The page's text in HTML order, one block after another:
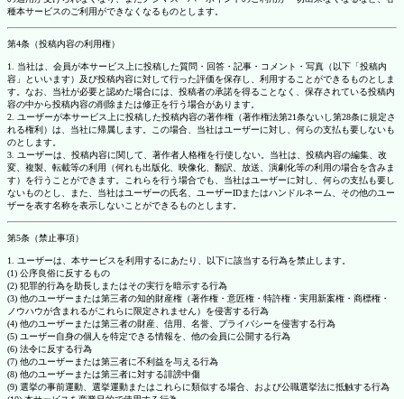
種本サービスのご利用ができなくなるものとします。
第4条（投稿内容の利用権）
1. 当社は、会員が本サービス上に投稿した質問・回答・記事・コメント・写真（以下「投稿内
容」といいます）及び投稿内容に対して行った評価を保存し、利用することができるものとしま
す。なお、当社が必要と認めた場合には、投稿者の承諾を得ることなく、保存されている投稿内
容の中から投稿内容の削除または修正を行う場合があります。
2. ユーザーが本サービス上に投稿した投稿内容の著作権（著作権法第21条ないし第28条に規定さ
れる権利）は、当社に帰属します。この場合、当社はユーザーに対し、何らの支払も要しないも
のとします。
3. ユーザーは、投稿内容に関して、著作者人格権を行使しない。当社は、投稿内容の編集、改
変、複製、転載等の利用（何れも出版化、映像化、翻訳、放送、演劇化等の利用の場合を含みま
す）を行うことができます。これらを行う場合でも、当社はユーザーに対し、何らの支払も要し
ないものとし、また、当社はユーザーの氏名、ユーザーIDまたはハンドルネーム、その他のユー
ザーを表す名称を表示しないことができるものとします。
第5条（禁止事項）
1. ユーザーは、本サービスを利用するにあたり、以下に該当する行為を禁止します。
(1) 公序良俗に反するもの
(2) 犯罪的行為を助長しまたはその実行を暗示する行為
(3) 他のユーザーまたは第三者の知的財産権（著作権・意匠権・特許権・実用新案権・商標権・
ノウハウが含まれるがこれらに限定されません）を侵害する行為
(4) 他のユーザーまたは第三者の財産、信用、名誉、プライバシーを侵害する行為
(5) ユーザー自身の個人を特定できる情報を、他の会員に公開する行為
(6) 法令に反する行為
(7) 他のユーザーまたは第三者に不利益を与える行為
(8) 他のユーザーまたは第三者に対する誹謗中傷
(9) 選挙の事前運動、選挙運動またはこれらに類似する場合、および公職選挙法に抵触する行為